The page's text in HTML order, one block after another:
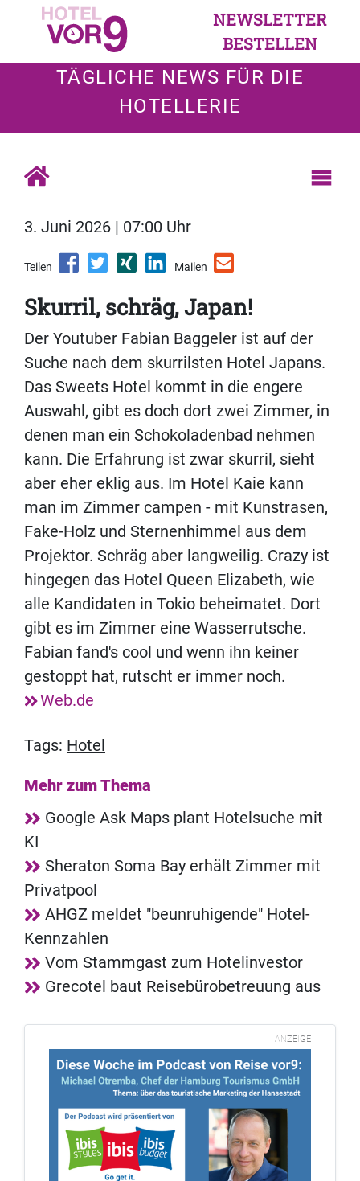
NEWSLETTER
BESTELLEN
TÄGLICHE NEWS FÜR DIE
HOTELLERIE
3. Juni 2026 | 07:00 Uhr
Teilen Mailen
Skurril, schräg, Japan!
Der Youtuber Fabian Baggeler ist auf der
Suche nach dem skurrilsten Hotel Japans.
Das Sweets Hotel kommt in die engere
Auswahl, gibt es doch dort zwei Zimmer, in
denen man ein Schokoladenbad nehmen
kann. Die Erfahrung ist zwar skurril, sieht
aber eher eklig aus. Im Hotel Kaie kann
man im Zimmer campen - mit Kunstrasen,
Fake-Holz und Sternenhimmel aus dem
Projektor. Schräg aber langweilig. Crazy ist
hingegen das Hotel Queen Elizabeth, wie
alle Kandidaten in Tokio beheimatet. Dort
gibt es im Zimmer eine Wasserrutsche.
Fabian fand's cool und wenn ihn keiner
gestoppt hat, rutscht er immer noch.
Web.de
Tags: Hotel
Mehr zum Thema
Google Ask Maps plant Hotelsuche mit
KI
Sheraton Soma Bay erhält Zimmer mit
Privatpool
AHGZ meldet "beunruhigende" Hotel-
Kennzahlen
Vom Stammgast zum Hotelinvestor
Grecotel baut Reisebürobetreuung aus
ANZEIGE